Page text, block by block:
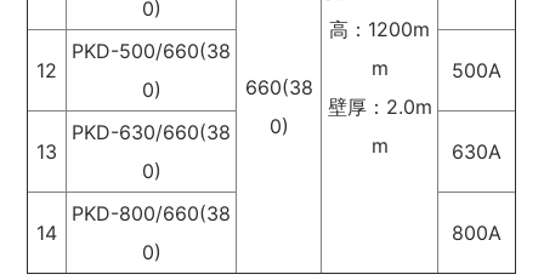
660(38
0)
高：1200m
m
壁厚：2.0m
m
0)
12
PKD-500/660(38
0)
500A
13
PKD-630/660(38
0)
630A
14
PKD-800/660(38
0)
800A